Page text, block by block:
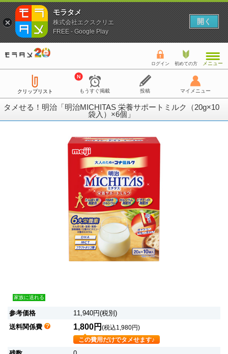
ログイン 初めての方 メニュー
クリップリスト もうすぐ掲載 投稿 マイメニュー
タメせる！明治「明治MICHITAS 栄養サポートミルク（20g×10
袋入）×6個」
家族に送れる
参考価格
11,940円(税別)
送料関係費
1,800円 (税込1,980円)
この費用だけでタメせます♪
モラタメ
株式会社エクスクリエ
FREE - Google Play
開く